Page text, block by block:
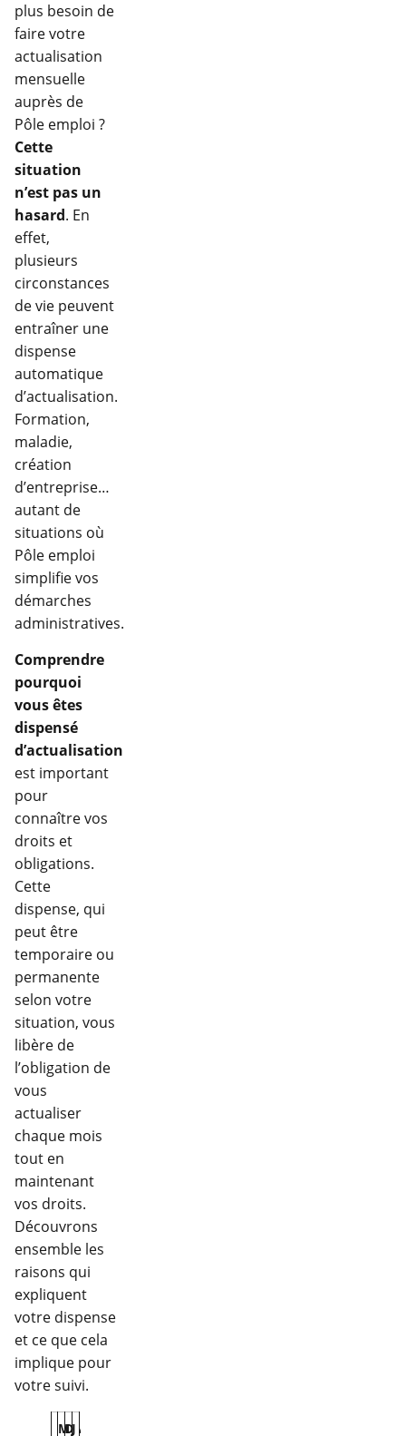
plus besoin de
faire votre
actualisation
mensuelle
auprès de
Pôle emploi ?
Cette
situation
n’est pas un
hasard. En
effet,
plusieurs
circonstances
de vie peuvent
entraîner une
dispense
automatique
d’actualisation.
Formation,
maladie,
création
d’entreprise…
autant de
situations où
Pôle emploi
simplifie vos
démarches
administratives.
Comprendre
pourquoi
vous êtes
dispensé
d’actualisation
est important
pour
connaître vos
droits et
obligations.
Cette
dispense, qui
peut être
temporaire ou
permanente
selon votre
situation, vous
libère de
l’obligation de
vous
actualiser
chaque mois
tout en
maintenant
vos droits.
Découvrons
ensemble les
raisons qui
expliquent
votre dispense
et ce que cela
implique pour
votre suivi.
MDJ A